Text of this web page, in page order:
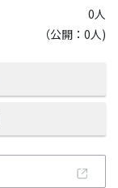
0人
（公開：0人)